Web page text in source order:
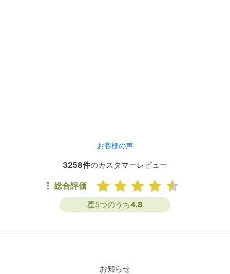
お客様の声
3258件のカスタマーレビュー
総合評価
星5つのうち4.8
お知らせ